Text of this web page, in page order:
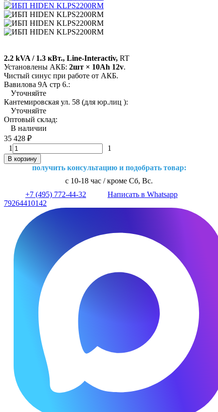
2.2 kVA / 1.3 кВт., Line-Interactiv, RT
Установлены АКБ: 2шт × 10Ah 12v.
Чистый синус при работе от АКБ.
Вавилова 9А стр 6.:
Уточняйте
Кантемировская ул. 58 (для юр.лиц ):
Уточняйте
Оптовый склад:
В наличии
35 428 ₽
1
1
В корзину
получить консультацию и подобрать товар:
с 10-18 час / кроме Сб, Вс.
+7 (495) 772-44-32
Написать в Whatsapp
79264410142